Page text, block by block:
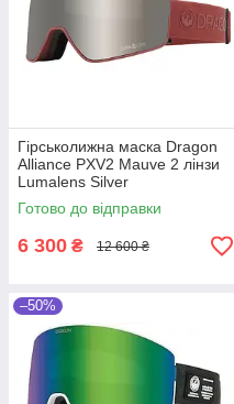
Гірськолижна маска Dragon
Alliance PXV2 Mauve 2 лінзи
Lumalens Silver
Ionized/Lumalens Light Rose
Готово до відправки
6 300 ₴ 12 600 ₴
–50%